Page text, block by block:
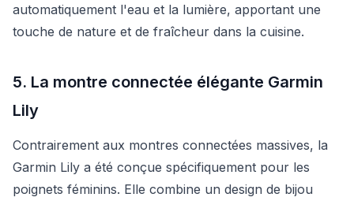
automatiquement l'eau et la lumière, apportant une
touche de nature et de fraîcheur dans la cuisine.
5. La montre connectée élégante Garmin
Lily
Contrairement aux montres connectées massives, la
Garmin Lily a été conçue spécifiquement pour les
poignets féminins. Elle combine un design de bijou